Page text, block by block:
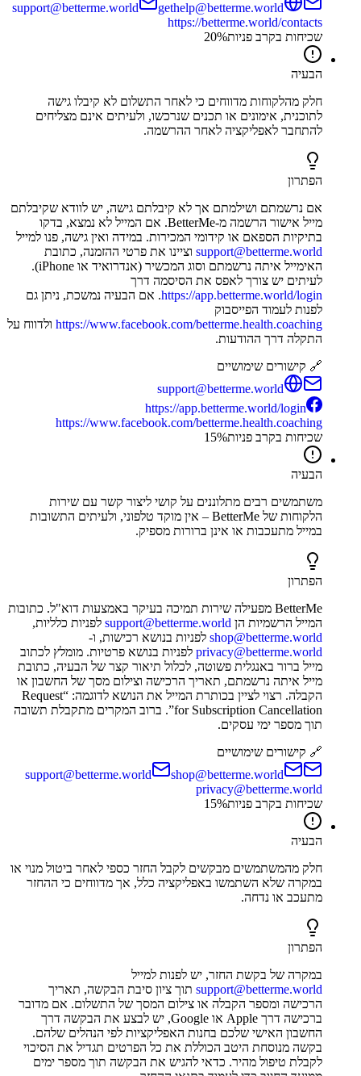
support@betterme.world
gethelp@betterme.world
https://betterme.world/contacts
שכיחות בקרב פניות
20%
הבעיה
חלק מהלקוחות מדווחים כי לאחר התשלום לא קיבלו גישה
לתוכנית, אימונים או תכנים שנרכשו, ולעיתים אינם מצליחים
להתחבר לאפליקציה לאחר ההרשמה.
הפתרון
אם נרשמתם ושילמתם אך לא קיבלתם גישה, יש לוודא שקיבלתם
מייל אישור הרשמה מ-BetterMe. אם המייל לא נמצא, בדקו
בתיקיות הספאם או קידומי המכירות. במידה ואין גישה, פנו למייל
support@betterme.world וציינו את פרטי ההזמנה, כתובת
האימייל איתה נרשמתם וסוג המכשיר (אנדרואיד או iPhone).
לעיתים יש צורך לאפס את הסיסמה דרך
https://app.betterme.world/login. אם הבעיה נמשכת, ניתן גם
לפנות לעמוד הפייסבוק
https://www.facebook.com/betterme.health.coaching ולדווח על
התקלה דרך ההודעות.
🔗 קישורים שימושיים
support@betterme.world
https://app.betterme.world/login
https://www.facebook.com/betterme.health.coaching
שכיחות בקרב פניות
15%
הבעיה
משתמשים רבים מתלוננים על קושי ליצור קשר עם שירות
הלקוחות של BetterMe – אין מוקד טלפוני, ולעיתים התשובות
במייל מתעכבות או אינן ברורות מספיק.
הפתרון
BetterMe מפעילה שירות תמיכה בעיקר באמצעות דוא"ל. כתובות
המייל הרשמיות הן support@betterme.world לפניות כלליות,
shop@betterme.world לפניות בנושא רכישות, ו-
privacy@betterme.world לפניות בנושא פרטיות. מומלץ לכתוב
מייל ברור באנגלית פשוטה, לכלול תיאור קצר של הבעיה, כתובת
מייל איתה נרשמתם, תאריך הרכישה וצילום מסך של החשבון או
הקבלה. רצוי לציין בכותרת המייל את הנושא לדוגמה: “Request
for Subscription Cancellation”. ברוב המקרים מתקבלת תשובה
תוך מספר ימי עסקים.
🔗 קישורים שימושיים
support@betterme.world
shop@betterme.world
privacy@betterme.world
שכיחות בקרב פניות
15%
הבעיה
חלק מהמשתמשים מבקשים לקבל החזר כספי לאחר ביטול מנוי או
במקרה שלא השתמשו באפליקציה כלל, אך מדווחים כי ההחזר
מתעכב או נדחה.
הפתרון
במקרה של בקשת החזר, יש לפנות למייל
support@betterme.world תוך ציון סיבת הבקשה, תאריך
הרכישה ומספר הקבלה או צילום המסך של התשלום. אם מדובר
ברכישה דרך Apple או Google, יש לבצע את הבקשה דרך
החשבון האישי שלכם בחנות האפליקציות לפי הנהלים שלהם.
בקשה מנוסחת היטב הכוללת את כל הפרטים תגדיל את הסיכוי
לקבלת טיפול מהיר. כדאי להגיש את הבקשה תוך מספר ימים